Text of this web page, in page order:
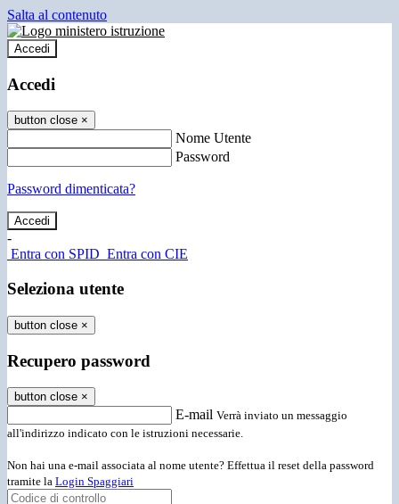
Salta al contenuto
Accedi
Accedi
button close ×
Nome Utente
Password
Password dimenticata?
-
Entra con SPID Entra con CIE
Seleziona utente
button close ×
Recupero password
button close ×
E-mail Verrà inviato un messaggio
all'indirizzo indicato con le istruzioni necessarie.
Non hai una e-mail associata al nome utente? Effettua il reset della password
tramite la Login Spaggiari